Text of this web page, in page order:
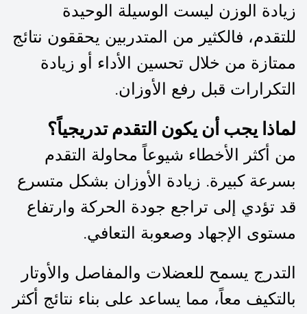
زيادة الوزن ليست الوسيلة الوحيدة
للتقدم، فالكثير من المتدربين يحققون نتائج
ممتازة من خلال تحسين الأداء أو زيادة
التكرارات قبل رفع الأوزان.
لماذا يجب أن يكون التقدم تدريجياً؟
من أكثر الأخطاء شيوعاً محاولة التقدم
بسرعة كبيرة. زيادة الأوزان بشكل متسرع
قد تؤدي إلى تراجع جودة الحركة وارتفاع
مستوى الإجهاد وصعوبة التعافي.
التدرج يسمح للعضلات والمفاصل والأوتار
بالتكيف معاً، مما يساعد على بناء نتائج أكثر